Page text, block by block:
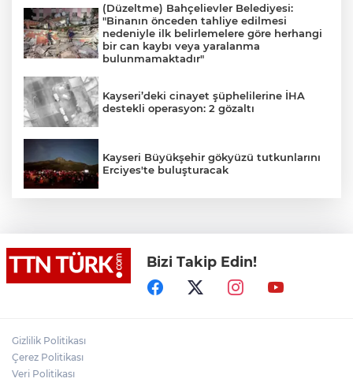
(Düzeltme) Bahçelievler Belediyesi:
"Binanın önceden tahliye edilmesi
nedeniyle ilk belirlemelere göre herhangi
bir can kaybı veya yaralanma
bulunmamaktadır"
Kayseri’deki cinayet şüphelilerine İHA
destekli operasyon: 2 gözaltı
Kayseri Büyükşehir gökyüzü tutkunlarını
Erciyes'te buluşturacak
uçağımız, çalışmalarını başarıyla
Psikolog Çapar: "Sıcak havalarda
kendimizi daha gergin, sabırsız ve öfkeli
Bizi Takip Edin!
Gizlilik Politikası
Çerez Politikası
Veri Politikası